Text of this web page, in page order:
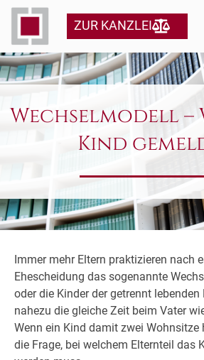
ZUR KANZLEI
Wechselmodell –
Kind
Immer mehr Eltern praktizieren nach
Ehescheidung das sogenannte
oder die Kinder der getrennt lebenden
nahezu die gleiche Zeit beim Vater
Wenn ein Kind damit zwei
die Frage, bei welchem Elternteil das